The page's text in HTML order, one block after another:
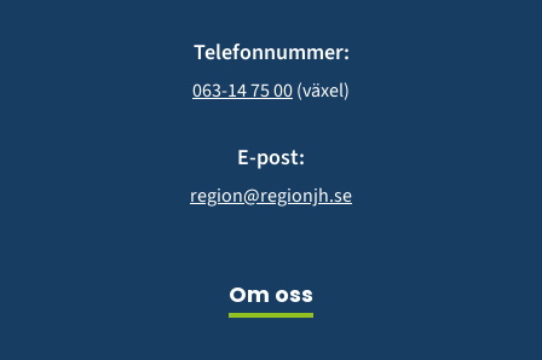
Telefonnummer:
063-14 75 00 (växel)
E-post:
region@regionjh.se
Om oss